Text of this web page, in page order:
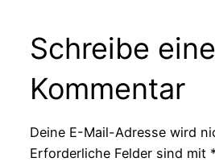
Schreibe
Kommentar
Deine E-Mail-Adresse wird
Erforderliche Felder sind mit *